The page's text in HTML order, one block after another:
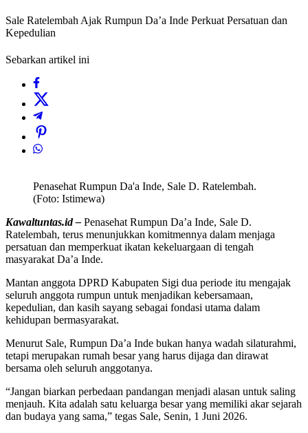
Sale Ratelembah Ajak Rumpun Da’a Inde Perkuat Persatuan dan
Kepedulian
Sebarkan artikel ini
Penasehat Rumpun Da'a Inde, Sale D. Ratelembah.
(Foto: Istimewa)
Kawaltuntas.id – Penasehat Rumpun Da’a Inde, Sale D.
Ratelembah, terus menunjukkan komitmennya dalam menjaga
persatuan dan memperkuat ikatan kekeluargaan di tengah
masyarakat Da’a Inde.
Mantan anggota DPRD Kabupaten Sigi dua periode itu mengajak
seluruh anggota rumpun untuk menjadikan kebersamaan,
kepedulian, dan kasih sayang sebagai fondasi utama dalam
kehidupan bermasyarakat.
Menurut Sale, Rumpun Da’a Inde bukan hanya wadah silaturahmi,
tetapi merupakan rumah besar yang harus dijaga dan dirawat
bersama oleh seluruh anggotanya.
“Jangan biarkan perbedaan pandangan menjadi alasan untuk saling
menjauh. Kita adalah satu keluarga besar yang memiliki akar sejarah
dan budaya yang sama,” tegas Sale, Senin, 1 Juni 2026.